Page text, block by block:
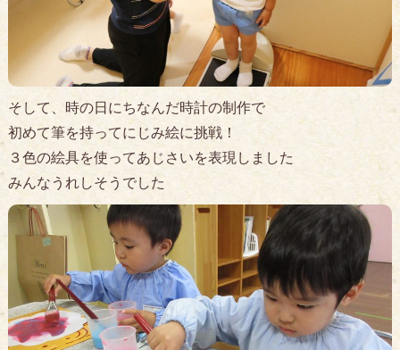
そして、時の日にちなんだ時計の制作で
初めて筆を持ってにじみ絵に挑戦！
３色の絵具を使ってあじさいを表現しました
みんなうれしそうでした